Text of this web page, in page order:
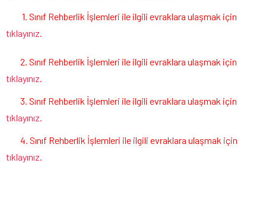
1. Sınıf Rehberlik İşlemleri ile ilgili evraklara ulaşmak için
tıklayınız
2. Sınıf Rehberlik İşlemleri ile ilgili evraklara ulaşmak için
tıklayınız
3. Sınıf Rehberlik İşlemleri ile ilgili evraklara ulaşmak için
tıklayınız
4. Sınıf Rehberlik İşlemleri ile ilgili evraklara ulaşmak için
tıklayınız